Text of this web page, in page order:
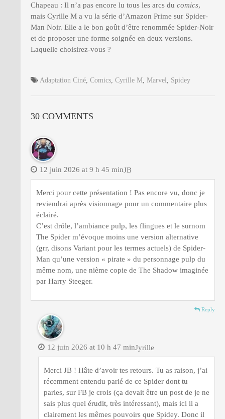
Chapeau : Il n’a pas encore lu tous les arcs du comics,
mais Cyrille M a vu la série d’Amazon Prime sur Spider-
Man Noir. Elle a le bon goût d’être renommée Spider-Noir
et de proposer une forme soignée en deux versions.
Laquelle choisirez-vous ?
Adaptation Ciné Comics Cyrille M Marvel Spidey
30 COMMENTS
JB
12 juin 2026 at 9 h 45 min
Merci pour cette présentation ! Pas encore vu, donc je
reviendrai après visionnage pour un commentaire plus
éclairé.
C’est drôle, l’ambiance pulp, les flingues et le surnom
The Spider m’évoque moins une version alternative
(grr, disons Variant pour les termes actuels) de Spider-
Man qu’une version « pirate » du personnage pulp du
même nom, une nième copie de The Shadow imaginée
par Harry Steeger.
Reply
Jyrille
12 juin 2026 at 10 h 47 min
Merci JB ! Hâte d’avoir tes retours. Tu as raison, j’ai
récemment entendu parlé de ce Spider dont tu
parles, sur FB je crois (ça devait être un post de je ne
sais plus quel érudit, très intéressant), mais ici il a
clairement les mêmes pouvoirs que Spidey. Donc il